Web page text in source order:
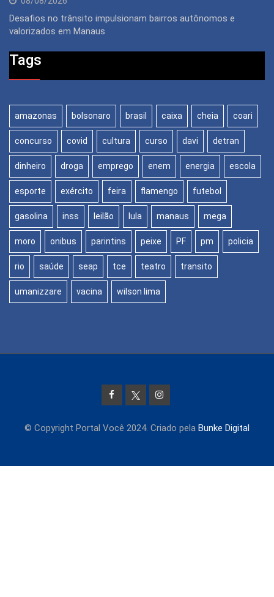
Desafios no trânsito impulsionam bairros autônomos e
valorizados em Manaus
Tags
amazonas bolsonaro brasil caixa cheia coari
concurso covid cultura curso davi detran
dinheiro droga emprego enem energia escola
esporte exército feira flamengo futebol
gasolina inss leilão lula manaus mega
moro onibus parintins peixe PF pm policia
rio saúde seap tce teatro transito
umanizzare vacina wilson lima
© Copyright Portal Você 2024. Criado pela Bunke Digital